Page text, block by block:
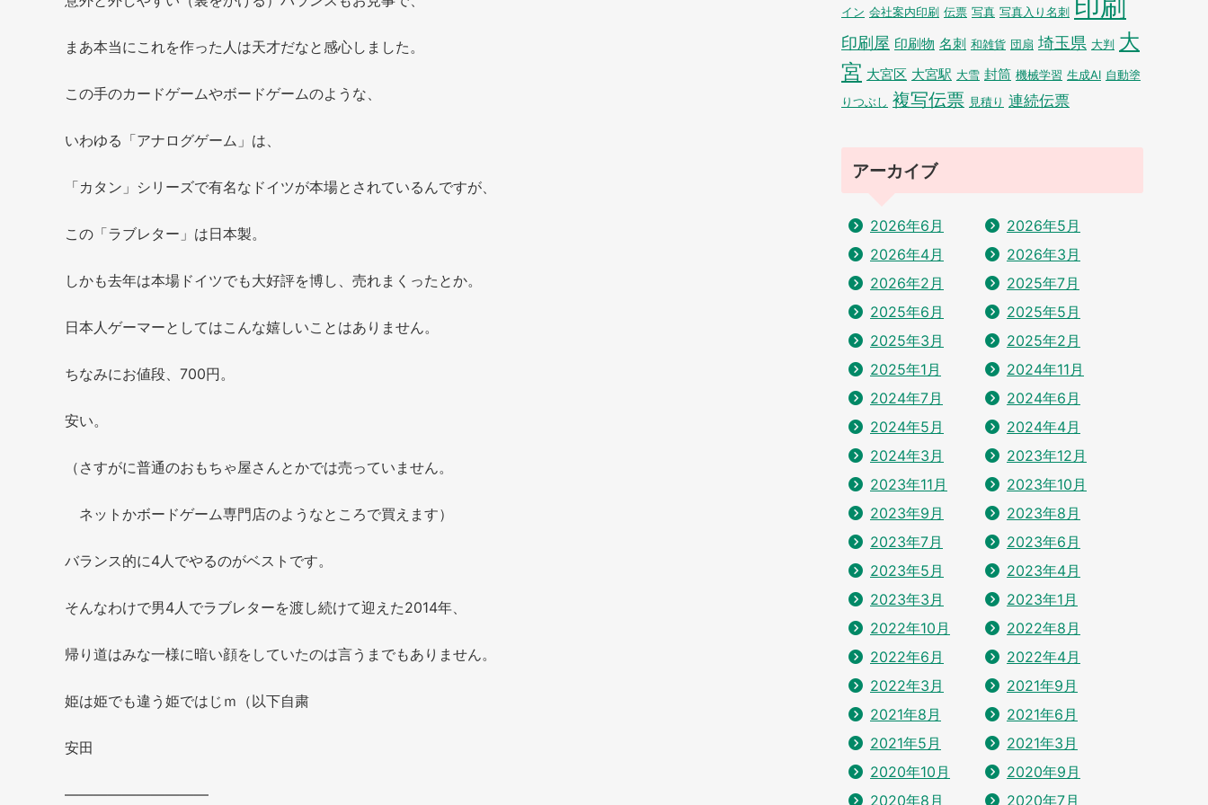
まあ本当にこれを作った人は天才だなと感心しました。
この手のカードゲームやボードゲームのような、
いわゆる「アナログゲーム」は、
「カタン」シリーズで有名なドイツが本場とされているんですが、
この「ラブレター」は日本製。
しかも去年は本場ドイツでも大好評を博し、売れまくったとか。
日本人ゲーマーとしてはこんな嬉しいことはありません。
ちなみにお値段、700円。
安い。
（さすがに普通のおもちゃ屋さんとかでは売っていません。
ネットかボードゲーム専門店のようなところで買えます）
バランス的に4人でやるのがベストです。
そんなわけで男4人でラブレターを渡し続けて迎えた2014年、
帰り道はみな一様に暗い顔をしていたのは言うまでもありません。
姫は姫でも違う姫ではじｍ（以下自粛
安田
——————————
イン 会社案内印刷 伝票 写真 写真入り名刺 印刷
印刷屋 印刷物 名刺 和雑貨 団扇 埼玉県 大判 大
宮 大宮区 大宮駅 大雪 封筒 機械学習 生成AI 自動塗
りつぶし 複写伝票 見積り 連続伝票
アーカイブ
2026年6月
2026年5月
2026年4月
2026年3月
2026年2月
2025年7月
2025年6月
2025年5月
2025年3月
2025年2月
2025年1月
2024年11月
2024年7月
2024年6月
2024年5月
2024年4月
2024年3月
2023年12月
2023年11月
2023年10月
2023年9月
2023年8月
2023年7月
2023年6月
2023年5月
2023年4月
2023年3月
2023年1月
2022年10月
2022年8月
2022年6月
2022年4月
2022年3月
2021年9月
2021年8月
2021年6月
2021年5月
2021年3月
2020年10月
2020年9月
2020年8月
2020年7月